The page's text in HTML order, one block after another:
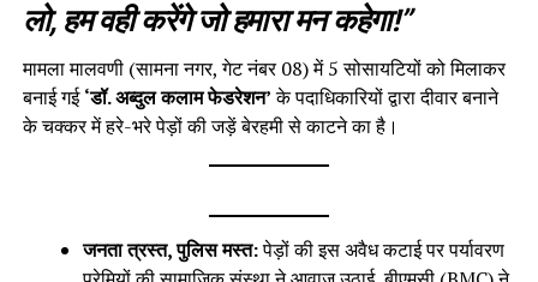
लो, हम वही करेंगे जो हमारा मन कहेगा!”
मामला मालवणी (सामना नगर, गेट नंबर 08) में 5 सोसायटियों को मिलाकर
बनाई गई‘डॉ. अब्दुल कलाम फेडरेशन’के पदाधिकारियों द्वारा दीवार बनाने
के चक्कर में हरे-भरे पेड़ों की जड़ें बेरहमी से काटने का है।
जनता त्रस्त, पुलिस मस्त:पेड़ों की इस अवैध कटाई पर पर्यावरण